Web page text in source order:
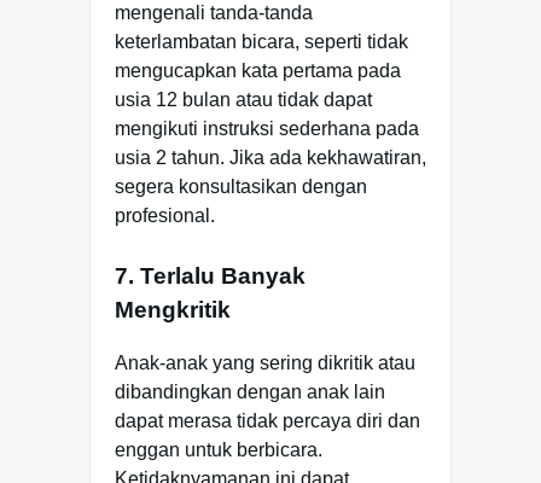
mengenali tanda-tanda
keterlambatan bicara, seperti tidak
mengucapkan kata pertama pada
usia 12 bulan atau tidak dapat
mengikuti instruksi sederhana pada
usia 2 tahun. Jika ada kekhawatiran,
segera konsultasikan dengan
profesional.
7. Terlalu Banyak
Mengkritik
Anak-anak yang sering dikritik atau
dibandingkan dengan anak lain
dapat merasa tidak percaya diri dan
enggan untuk berbicara.